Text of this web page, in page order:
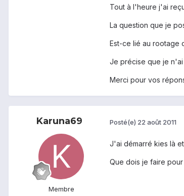
Tout à l'heure j'ai
La question que je
Est-ce lié au rootage
Je précise que je n'ai
Merci pour vos
Karuna69
Membre
Posté(e) 22 août 2011
J'ai démarré kies là
Que dois je faire